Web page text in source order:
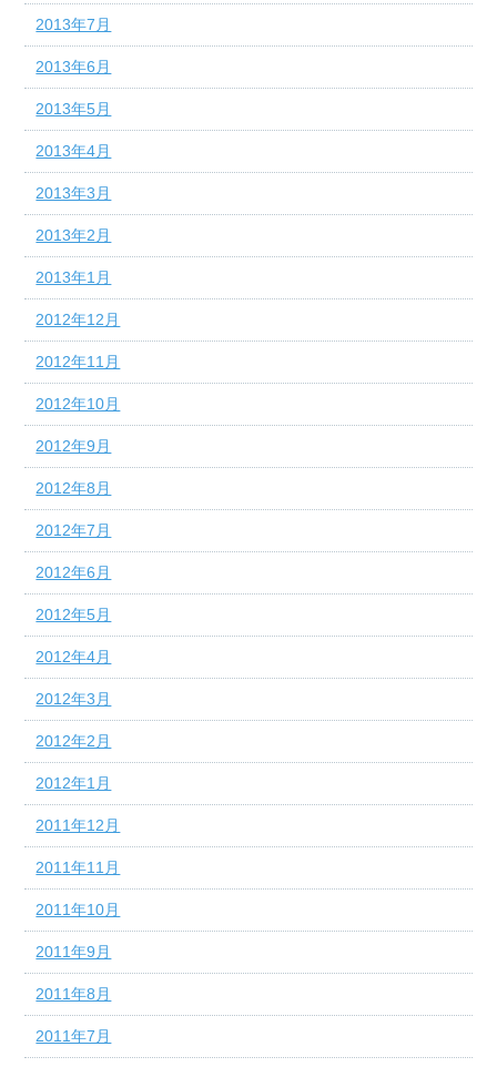
2013年7月
2013年6月
2013年5月
2013年4月
2013年3月
2013年2月
2013年1月
2012年12月
2012年11月
2012年10月
2012年9月
2012年8月
2012年7月
2012年6月
2012年5月
2012年4月
2012年3月
2012年2月
2012年1月
2011年12月
2011年11月
2011年10月
2011年9月
2011年8月
2011年7月